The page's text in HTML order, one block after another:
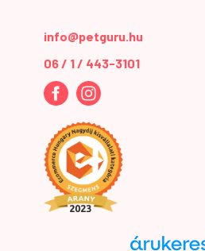
info@petguru.hu
06 / 1 / 443-3101